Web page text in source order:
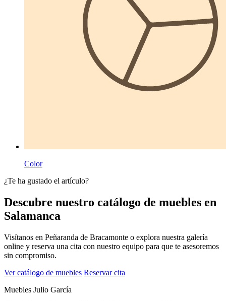
Color
¿Te ha gustado el artículo?
Descubre nuestro catálogo de muebles en
Salamanca
Visítanos en Peñaranda de Bracamonte o explora nuestra galería
online y reserva una cita con nuestro equipo para que te asesoremos
sin compromiso.
Ver catálogo de muebles Reservar cita
Muebles Julio García